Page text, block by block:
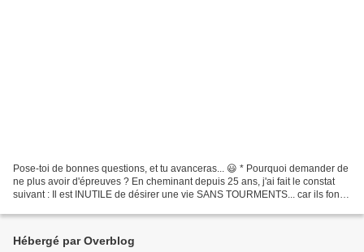
Pose-toi de bonnes questions, et tu avanceras... 😃 * Pourquoi demander de
ne plus avoir d'épreuves ? En cheminant depuis 25 ans, j'ai fait le constat
suivant : Il est INUTILE de désirer une vie SANS TOURMENTS... car ils font
Hébergé par Overblog